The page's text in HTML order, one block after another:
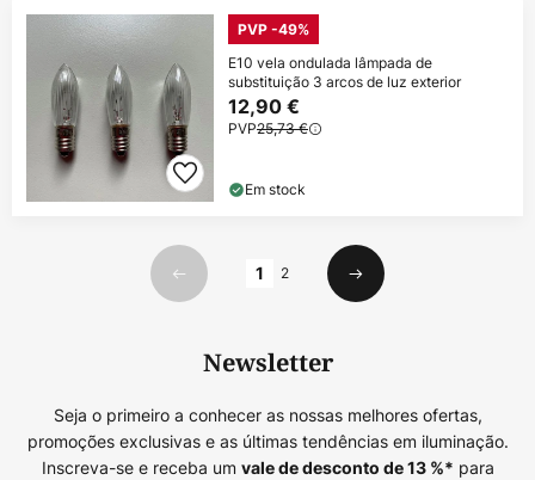
PVP -49%
E10 vela ondulada lâmpada de
substituição 3 arcos de luz exterior
12,90 €
PVP25,73 €
Em stock
Anterior
1 2
Seguinte
Newsletter
Seja o primeiro a conhecer as nossas melhores ofertas,
promoções exclusivas e as últimas tendências em iluminação.
Inscreva-se e receba um vale de desconto de13%* para